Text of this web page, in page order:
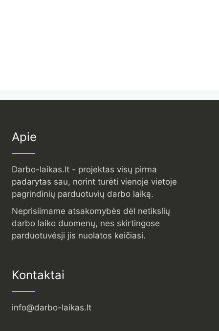
Apie
Darbo-laikas.lt - projektas visų pirma
padarytas sau, norint turėti vienoje vietoje
pagrindinių parduotuvių darbo laiką.
Neprisiimame atsakomybės dėl netikslių
darbo laiko duomenų, nes skirtingose
parduotuvėsji jis nuolatos keičiasi.
Kontaktai
info@darbo-laikas.lt